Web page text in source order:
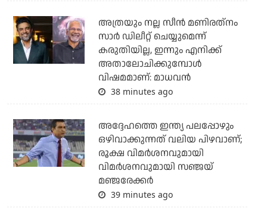
അത്രയും നല്ല സീന്‍ മണിരത്‌നം
സാര്‍ ഡിലീറ്റ് ചെയ്യുമെന്ന്
കരുതിയില്ല, ഇന്നും എനിക്ക്
അതാലോചിക്കുമ്പോള്‍
വിഷമമാണ്: മാധവന്‍
38 minutes ago
അദ്ദേഹത്തെ ഇന്ത്യ പലപ്പോഴും
ഒഴിവാക്കുന്നത് വലിയ പിഴവാണ്;
രൂക്ഷ വിമര്‍ശനവുമായി
വിമര്‍ശനവുമായി സഞ്ജയ്
മഞ്ജരേക്കര്‍
39 minutes ago